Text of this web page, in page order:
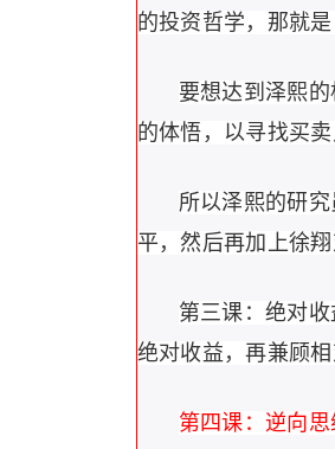
的投资哲学，那就
要想达到泽熙
的体悟，以寻找买卖
所以泽熙的研
平，然后再加上徐
第三课：绝对
绝对收益，再兼顾
第四课：逆向思